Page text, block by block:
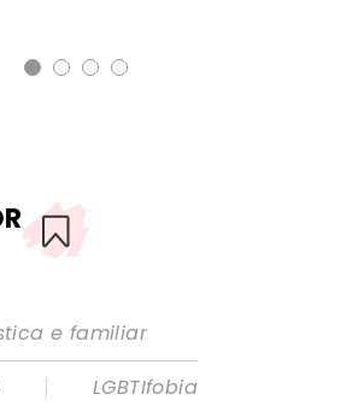
e familiar
|
LGBTIfobia